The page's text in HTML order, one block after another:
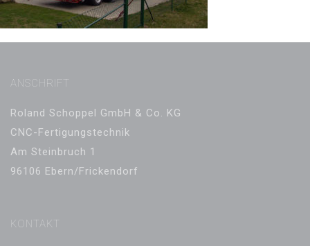
ANSCHRIFT
Roland Schoppel GmbH & Co. KG
CNC-Fertigungstechnik
Am Steinbruch 1
96106 Ebern/Frickendorf
KONTAKT